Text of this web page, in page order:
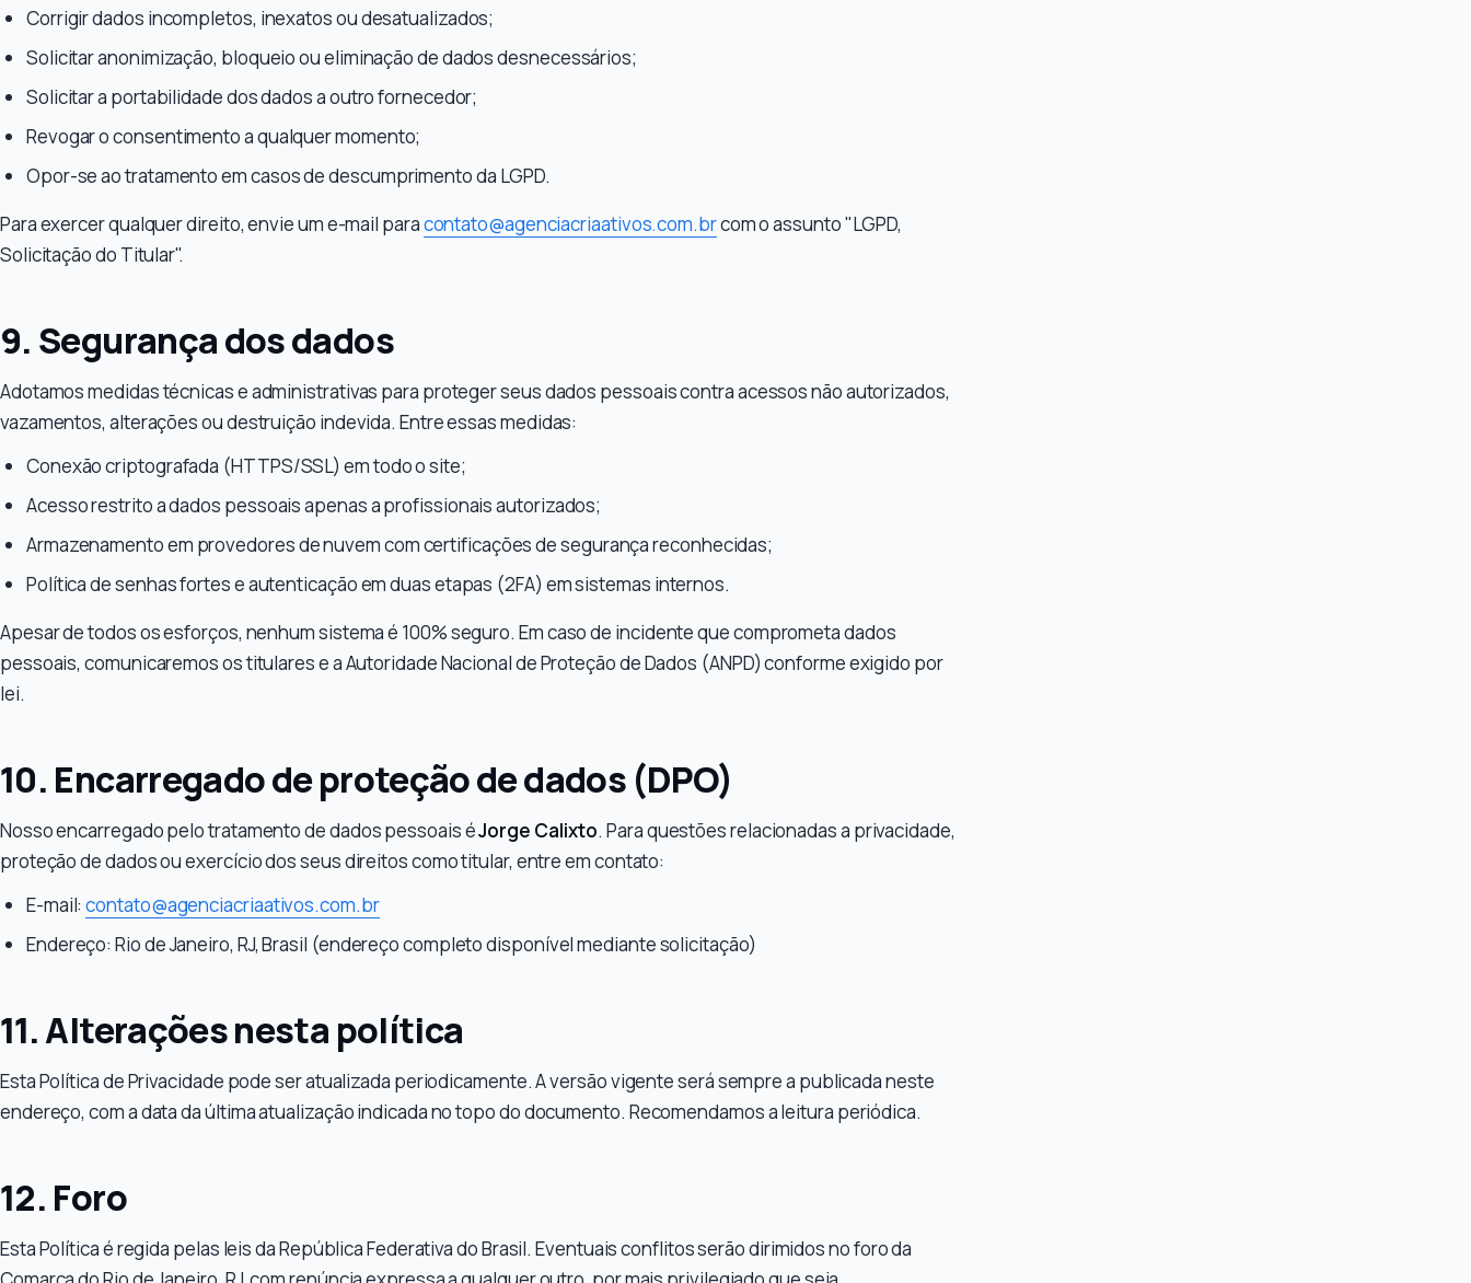
Corrigir dados incompletos, inexatos ou desatualizados;
Solicitar anonimização, bloqueio ou eliminação de dados desnecessários;
Solicitar a portabilidade dos dados a outro fornecedor;
Revogar o consentimento a qualquer momento;
Opor-se ao tratamento em casos de descumprimento da LGPD.
Para exercer qualquer direito, envie um e-mail paracontato@agenciacriaativos.com.brcom o assunto "LGPD,
Solicitação do Titular".
9. Segurança dos dados
Adotamos medidas técnicas e administrativas para proteger seus dados pessoais contra acessos não autorizados,
vazamentos, alterações ou destruição indevida. Entre essas medidas:
Conexão criptografada (HTTPS/SSL) em todo o site;
Acesso restrito a dados pessoais apenas a profissionais autorizados;
Armazenamento em provedores de nuvem com certificações de segurança reconhecidas;
Política de senhas fortes e autenticação em duas etapas (2FA) em sistemas internos.
Apesar de todos os esforços, nenhum sistema é 100% seguro. Em caso de incidente que comprometa dados
pessoais, comunicaremos os titulares e a Autoridade Nacional de Proteção de Dados (ANPD) conforme exigido por
lei.
10. Encarregado de proteção de dados (DPO)
Nosso encarregado pelo tratamento de dados pessoais éJorge Calixto. Para questões relacionadas a privacidade,
proteção de dados ou exercício dos seus direitos como titular, entre em contato:
E-mail:contato@agenciacriaativos.com.br
Endereço: Rio de Janeiro, RJ, Brasil (endereço completo disponível mediante solicitação)
11. Alterações nesta política
Esta Política de Privacidade pode ser atualizada periodicamente. A versão vigente será sempre a publicada neste
endereço, com a data da última atualização indicada no topo do documento. Recomendamos a leitura periódica.
12. Foro
Esta Política é regida pelas leis da República Federativa do Brasil. Eventuais conflitos serão dirimidos no foro da